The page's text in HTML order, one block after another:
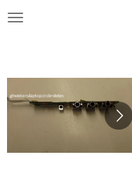
Ga
hoofdinhoud